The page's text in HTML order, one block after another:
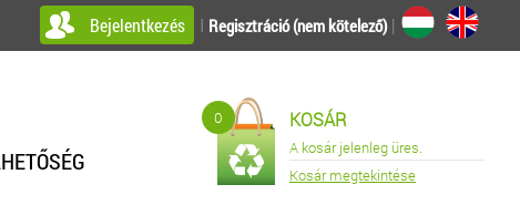
Bejelentkezés I Regisztráció (nem kötelező)|
0 KOSÁR
A kosár jelenleg üres.
Kosár megtekintése